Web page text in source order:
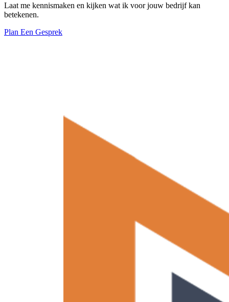
Laat me kennismaken en kijken wat ik voor jouw bedrijf kan
betekenen.
Plan Een Gesprek